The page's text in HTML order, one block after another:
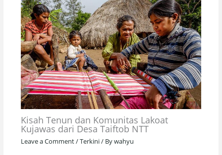
Kisah Tenun dan Komunitas Lakoat
Kujawas dari Desa Taiftob NTT
Leave a Comment/Terkini/ Bywahyu